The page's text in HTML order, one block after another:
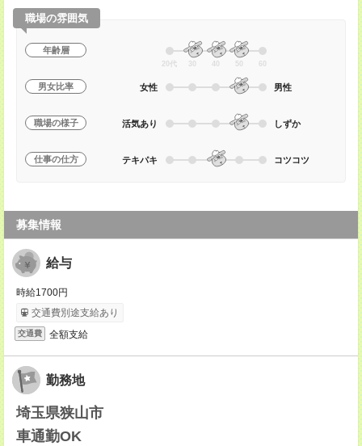
職場の雰囲気
年齢層
20代 30 40 50 60
男女比率 女性 男性
職場の様子 活気あり しずか
仕事の仕方 テキパキ コツコツ
募集情報
給与
時給1700円
交通費別途支給あり
交通費 全額支給
勤務地
埼玉県狭山市
車通勤OK